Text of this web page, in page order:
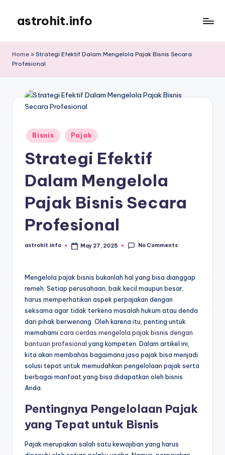
content
astrohit.info
Akurat
Home » Strategi Efektif Dalam Mengelola Pajak Bisnis Secara
Profesional
Posted
in
Bisnis Pajak
Strategi Efektif
Dalam Mengelola
Pajak Bisnis Secara
Profesional
Posted
astrohit.info May 27, 2025 No Comments
Mengelola pajak bisnis bukanlah hal yang bisa dianggap
remeh. Setiap perusahaan, baik kecil maupun besar,
harus memperhatikan aspek perpajakan dengan
seksama agar tidak terkena masalah hukum atau denda
dari pihak berwenang. Oleh karena itu, penting untuk
memahami cara cerdas mengelola pajak bisnis dengan
bantuan profesional yang kompeten. Dalam artikel ini,
kita akan membahas bagaimana jasa pajak bisa menjadi
solusi tepat untuk memudahkan pengelolaan pajak serta
berbagai manfaat yang bisa didapatkan oleh bisnis
Anda.
Pentingnya Pengelolaan Pajak
yang Tepat untuk Bisnis
Pajak merupakan salah satu kewajiban yang harus